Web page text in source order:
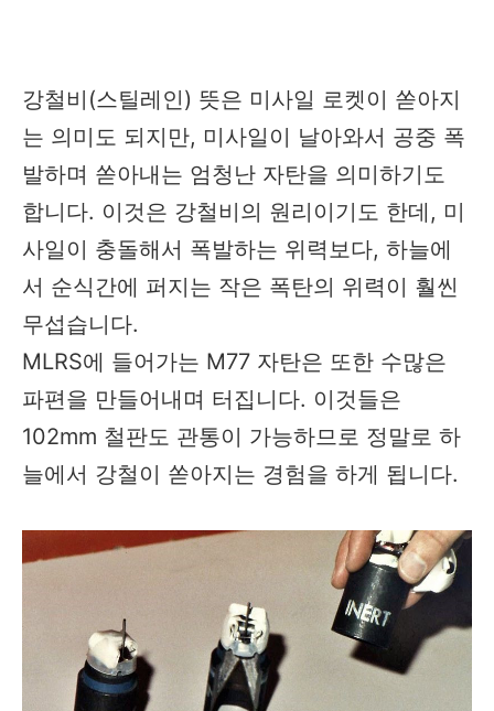
강철비(스틸레인) 뜻은 미사일 로켓이 쏟아지
는 의미도 되지만, 미사일이 날아와서 공중 폭
발하며 쏟아내는 엄청난 자탄을 의미하기도
합니다. 이것은 강철비의 원리이기도 한데, 미
사일이 충돌해서 폭발하는 위력보다, 하늘에
서 순식간에 퍼지는 작은 폭탄의 위력이 훨씬
무섭습니다.
MLRS에 들어가는 M77 자탄은 또한 수많은
파편을 만들어내며 터집니다. 이것들은
102mm 철판도 관통이 가능하므로 정말로 하
늘에서 강철이 쏟아지는 경험을 하게 됩니다.